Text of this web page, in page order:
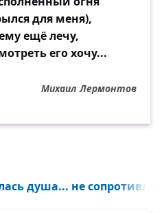
для меня),
ещё лечу,
его хочу...
Михаил Лермонтов
душа... не